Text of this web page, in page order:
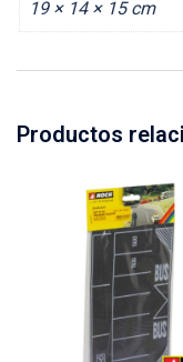
19 × 14 × 15 cm
Productos